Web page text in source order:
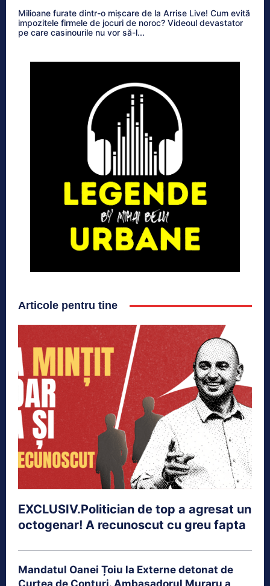
Milioane furate dintr-o mișcare de la Arrise Live! Cum evită
impozitele firmele de jocuri de noroc? Videoul devastator
pe care casinourile nu vor să-l...
Articole pentru tine
EXCLUSIV.Politician de top a agresat un
octogenar! A recunoscut cu greu fapta
Mandatul Oanei Țoiu la Externe detonat de
Curtea de Conturi. Ambasadorul Muraru a